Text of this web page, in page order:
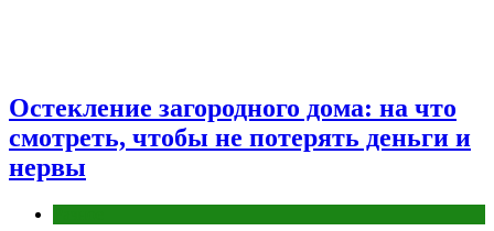
Остекление загородного дома: на что
смотреть, чтобы не потерять деньги и
нервы